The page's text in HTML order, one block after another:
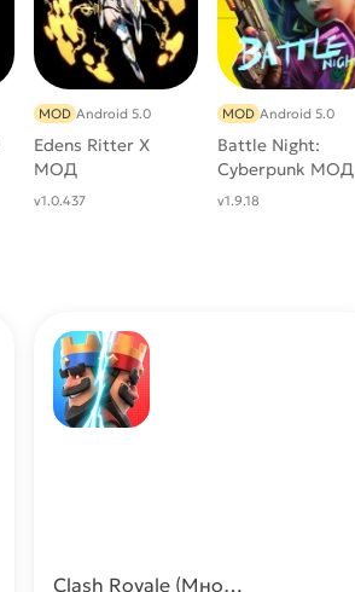
Edens Ritter X
МОД
(Увеличенный
MOD Android 5.0
v1.0.437
Battle Night:
Cyberpunk МОД
(Чит Увеличить
MOD Android 5.0
v1.9.18
Clash Royale (Много ресурсов)